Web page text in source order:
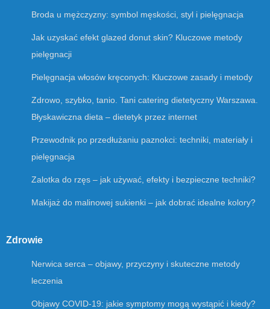
Broda u mężczyzny: symbol męskości, styl i pielęgnacja
Jak uzyskać efekt glazed donut skin? Kluczowe metody
pielęgnacji
Pielęgnacja włosów kręconych: Kluczowe zasady i metody
Zdrowo, szybko, tanio. Tani catering dietetyczny Warszawa.
Błyskawiczna dieta – dietetyk przez internet
Przewodnik po przedłużaniu paznokci: techniki, materiały i
pielęgnacja
Zalotka do rzęs – jak używać, efekty i bezpieczne techniki?
Makijaż do malinowej sukienki – jak dobrać idealne kolory?
Zdrowie
Nerwica serca – objawy, przyczyny i skuteczne metody
leczenia
Objawy COVID-19: jakie symptomy mogą wystąpić i kiedy?